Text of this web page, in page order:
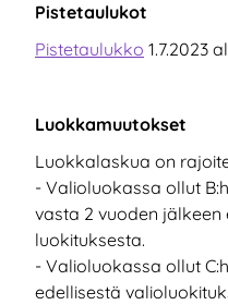
Pistetaulukot
Pistetaulukko 1.7.2023
Luokkamuutokset
Luokkalaskua on
- Valioluokassa ollut
vasta 2 vuoden
luokituksesta.
- Valioluokassa ollut
edellisestä